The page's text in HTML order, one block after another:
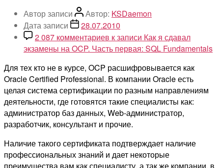
Автор записи Автор: KSDaemon
Дата записи
28.07.2010
2 087 комментариев к записи Как я сдавал
экзамены на OCP. Часть первая: SQL Fundamentals
Для тех кто не в курсе, OCP расшифровывается как
Oracle Certified Professional. В компании Oracle есть
целая система сертификации по разным направлениям
деятельности, где готовятся такие специалисты как:
администратор баз данных, Web-администратор,
разработчик, консультант и прочие.
Наличие такого сертификата подтверждает наличие
профессиональных знаний и дает некоторые
преимущества вам как специалисту, а так же компании, в